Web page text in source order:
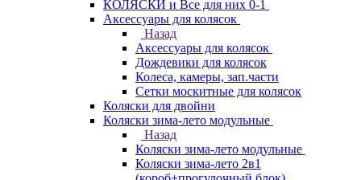
КОЛЯСКИ и Все для них 0-1
Аксессуары для колясок
Назад
Аксессуары для колясок
Дождевики для колясок
Колеса, камеры, зап.части
Сетки москитные для колясок
Коляски для двойни
Коляски зима-лето модульные
Назад
Коляски зима-лето модульные
Коляски зима-лето 2в1